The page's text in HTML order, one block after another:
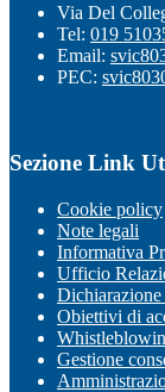
Via Del
Tel: 019
Email:
PEC:
Sezione Link
Cookie policy
Note legali
Informativa
Ufficio
Dichiarazione
Obiettivi di
Gestione